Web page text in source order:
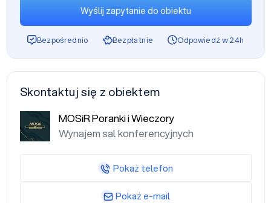
Wyślij zapytanie do obiektu
Bezpośrednio Bezpłatnie Odpowiedź w 24h
Skontaktuj się z obiektem
MOSiR Poranki i Wieczory
Wynajem sal konferencyjnych
Pokaż telefon
Pokaż e-mail